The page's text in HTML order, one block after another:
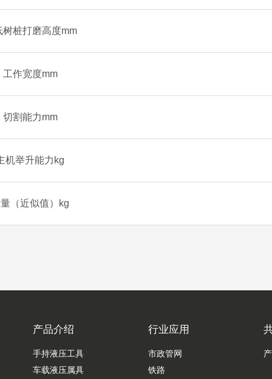
树桩打磨高度mm
工作宽度mm
切割能力mm
机举升能力kg
（近似值）kg
产品介绍
手持液压工具
车载液压属具
行业应用
市政管网
铁路